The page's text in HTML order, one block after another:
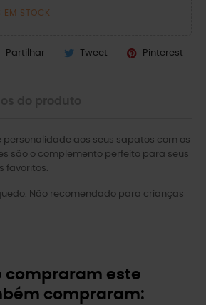
EM STOCK
Partilhar Tweet Pinterest
personalidade aos seus sapatos com os
são o complemento perfeito para seus
favoritos.
Não recomendado para crianças
compraram este
compraram: